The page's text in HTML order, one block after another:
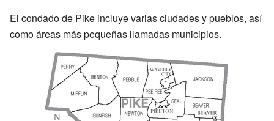
El condado de Pike incluye varias ciudades y pueblos, así
como áreas más pequeñas llamadas municipios.